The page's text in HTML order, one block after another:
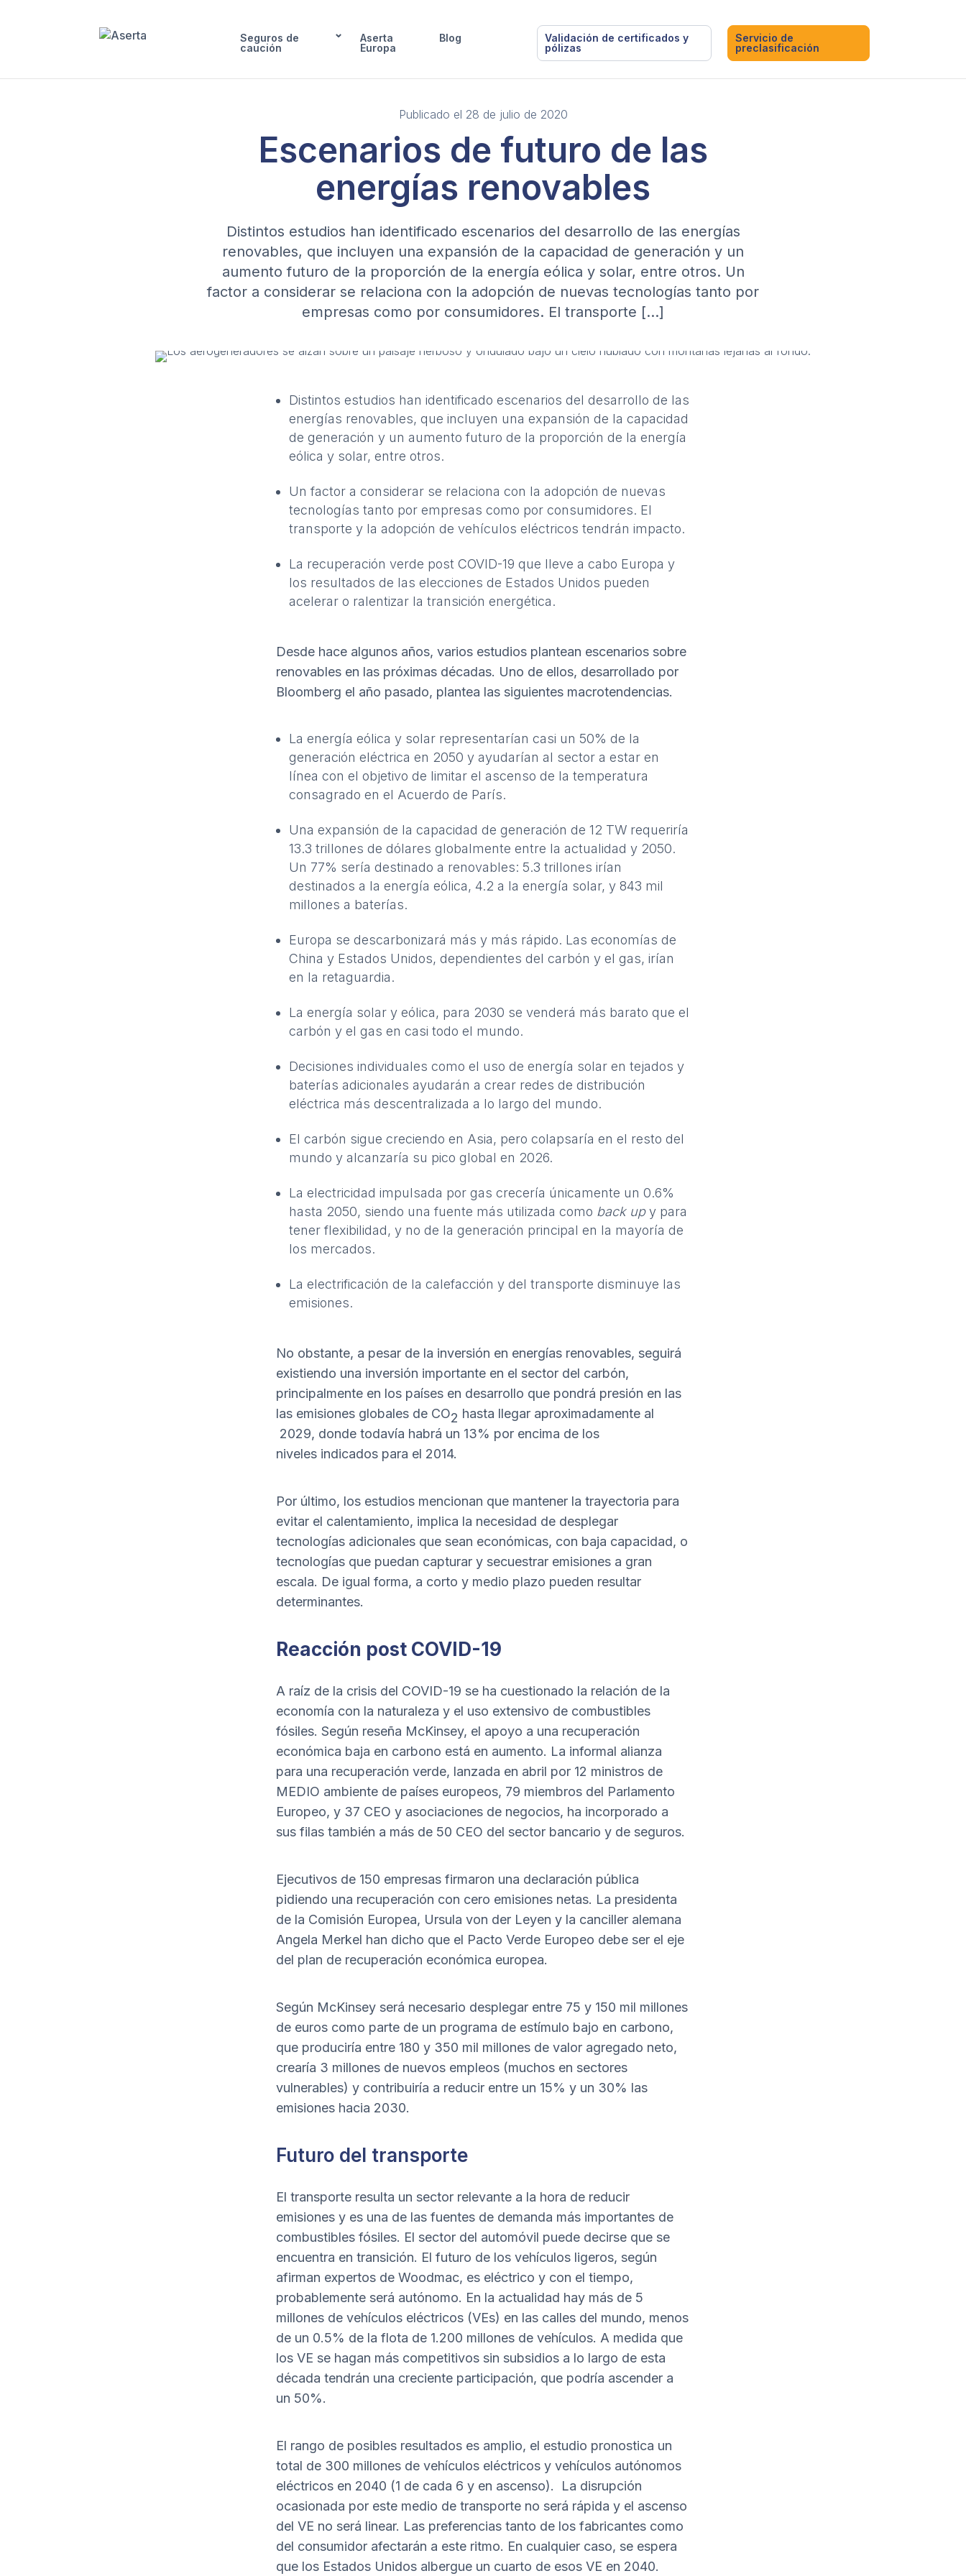
Seguros de
caución
Aserta
Europa
Blog
Validación de certificados y
pólizas
Servicio de
preclasificación
Publicado el 28 de julio de 2020
Escenarios de futuro de las
energías renovables
Distintos estudios han identificado escenarios del desarrollo de las energías
renovables, que incluyen una expansión de la capacidad de generación y un
aumento futuro de la proporción de la energía eólica y solar, entre otros. Un
factor a considerar se relaciona con la adopción de nuevas tecnologías tanto por
empresas como por consumidores. El transporte […]
Distintos estudios han identificado escenarios del desarrollo de las
energías renovables, que incluyen una expansión de la capacidad
de generación y un aumento futuro de la proporción de la energía
eólica y solar, entre otros.
Un factor a considerar se relaciona con la adopción de nuevas
tecnologías tanto por empresas como por consumidores. El
transporte y la adopción de vehículos eléctricos tendrán impacto.
La recuperación verde post COVID-19 que lleve a cabo Europa y
los resultados de las elecciones de Estados Unidos pueden
acelerar o ralentizar la transición energética.
Desde hace algunos años, varios estudios plantean escenarios sobre
renovables en las próximas décadas. Uno de ellos, desarrollado por
Bloomberg el año pasado, plantea las siguientes macrotendencias.
La energía eólica y solar representarían casi un 50% de la
generación eléctrica en 2050 y ayudarían al sector a estar en
línea con el objetivo de limitar el ascenso de la temperatura
consagrado en el Acuerdo de París.
Una expansión de la capacidad de generación de 12 TW requeriría
13.3 trillones de dólares globalmente entre la actualidad y 2050.
Un 77% sería destinado a renovables: 5.3 trillones irían
destinados a la energía eólica, 4.2 a la energía solar, y 843 mil
millones a baterías.
Europa se descarbonizará más y más rápido. Las economías de
China y Estados Unidos, dependientes del carbón y el gas, irían
en la retaguardia.
La energía solar y eólica, para 2030 se venderá más barato que el
carbón y el gas en casi todo el mundo.
Decisiones individuales como el uso de energía solar en tejados y
baterías adicionales ayudarán a crear redes de distribución
eléctrica más descentralizada a lo largo del mundo.
El carbón sigue creciendo en Asia, pero colapsaría en el resto del
mundo y alcanzaría su pico global en 2026.
La electricidad impulsada por gas crecería únicamente un 0.6%
hasta 2050, siendo una fuente más utilizada como back upy para
tener flexibilidad, y no de la generación principal en la mayoría de
los mercados.
La electrificación de la calefacción y del transporte disminuye las
emisiones.
No obstante, a pesar de la inversión en energías renovables, seguirá
existiendo una inversión importante en el sector del carbón,
principalmente en los países en desarrollo que pondrá presión en las
las emisiones globales de CO2 hasta llegar aproximadamente al
2029, donde todavía habrá un 13% por encima de los
niveles indicados para el 2014.
Por último, los estudios mencionan que mantener la trayectoria para
evitar el calentamiento, implica la necesidad de desplegar
tecnologías adicionales que sean económicas, con baja capacidad, o
tecnologías que puedan capturar y secuestrar emisiones a gran
escala. De igual forma, a corto y medio plazo pueden resultar
determinantes.
Reacción post COVID-19
A raíz de la crisis del COVID-19 se ha cuestionado la relación de la
economía con la naturaleza y el uso extensivo de combustibles
fósiles. Según reseña McKinsey, el apoyo a una recuperación
económica baja en carbono está en aumento. La informal alianza
para una recuperación verde, lanzada en abril por 12 ministros de
MEDIO ambiente de países europeos, 79 miembros del Parlamento
Europeo, y 37 CEO y asociaciones de negocios, ha incorporado a
sus filas también a más de 50 CEO del sector bancario y de seguros.
Ejecutivos de 150 empresas firmaron una declaración pública
pidiendo una recuperación con cero emisiones netas. La presidenta
de la Comisión Europea, Ursula von der Leyen y la canciller alemana
Angela Merkel han dicho que el Pacto Verde Europeo debe ser el eje
del plan de recuperación económica europea.
Según McKinsey será necesario desplegar entre 75 y 150 mil millones
de euros como parte de un programa de estímulo bajo en carbono,
que produciría entre 180 y 350 mil millones de valor agregado neto,
crearía 3 millones de nuevos empleos (muchos en sectores
vulnerables) y contribuiría a reducir entre un 15% y un 30% las
emisiones hacia 2030.
Futuro del transporte
El transporte resulta un sector relevante a la hora de reducir
emisiones y es una de las fuentes de demanda más importantes de
combustibles fósiles. El sector del automóvil puede decirse que se
encuentra en transición. El futuro de los vehículos ligeros, según
afirman expertos de Woodmac, es eléctrico y con el tiempo,
probablemente será autónomo. En la actualidad hay más de 5
millones de vehículos eléctricos (VEs) en las calles del mundo, menos
de un 0.5% de la flota de 1.200 millones de vehículos. A medida que
los VE se hagan más competitivos sin subsidios a lo largo de esta
década tendrán una creciente participación, que podría ascender a
un 50%.
El rango de posibles resultados es amplio, el estudio pronostica un
total de 300 millones de vehículos eléctricos y vehículos autónomos
eléctricos en 2040 (1 de cada 6 y en ascenso). La disrupción
ocasionada por este medio de transporte no será rápida y el ascenso
del VE no será linear. Las preferencias tanto de los fabricantes como
del consumidor afectarán a este ritmo. En cualquier caso, se espera
que los Estados Unidos albergue un cuarto de esos VE en 2040.